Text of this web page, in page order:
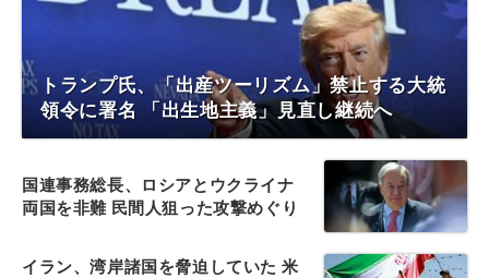
トランプ氏、「出産ツーリズム」禁止する大統
領令に署名 「出生地主義」見直し継続へ
国連事務総長、ロシアとウクライナ
両国を非難 民間人狙った攻撃めぐり
イラン、湾岸諸国を脅迫していた 米